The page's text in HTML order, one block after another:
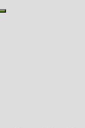
Untermenü